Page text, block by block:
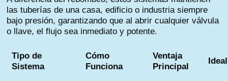
las tuberías de una casa, edificio o industria siempre
bajo presión, garantizando que al abrir cualquier válvula
o llave, el flujo sea inmediato y potente.
Tipo de
Sistema
Cómo
Funciona
Ventaja
Principal